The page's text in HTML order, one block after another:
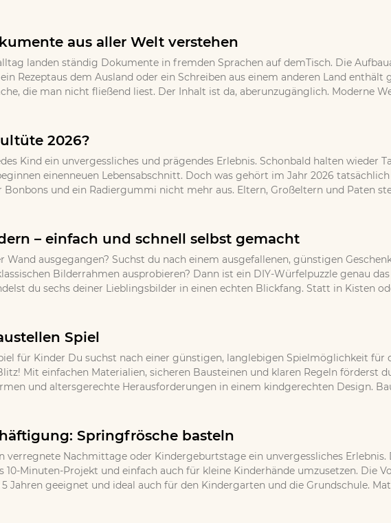
aus aller Welt verstehen
landen ständig Dokumente in fremden Sprachen auf demTisch. Die
Rezeptaus dem Ausland oder ein Schreiben aus einem anderen Land
die man nicht fließend liest. Der Inhalt ist da, aberunzugänglich. Moderne
2026?
Kind ein unvergessliches und prägendes Erlebnis. Schonbald halten wieder
einenneuen Lebensabschnitt. Doch was gehört im Jahr 2026
Bonbons und ein Radiergummi nicht mehr aus. Eltern, Großeltern und Paten
– einfach und schnell selbst gemacht
Wand ausgegangen? Suchst du nach einem ausgefallenen, günstigen
Bilderrahmen ausprobieren? Dann ist ein DIY-Würfelpuzzle genau
du sechs deiner Lieblingsbilder in einen echten Blickfang. Statt in Kisten
Spiel
für Kinder Du suchst nach einer günstigen, langlebigen Spielmöglichkeit für
Mit einfachen Materialien, sicheren Bausteinen und klaren Regeln förderst
und altersgerechte Herausforderungen in einem kindgerechten Design.
Springfrösche basteln
verregnete Nachmittage oder Kindergeburtstage ein unvergessliches Erlebnis.
10-Minuten-Projekt und einfach auch für kleine Kinderhände umzusetzen. Die
Jahren geeignet und ideal auch für den Kindergarten und die Grundschule.